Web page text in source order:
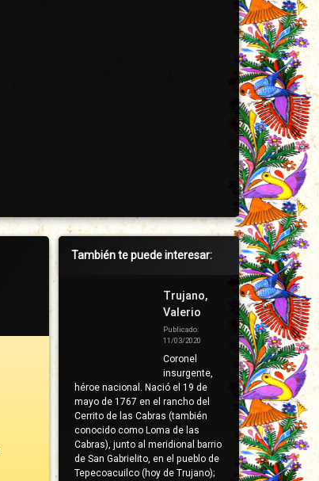
Barra
lateral
También te puede interesar:
Trujano,
Valerio
Publicado:
11/03/2020
Coronel
insurgente,
héroe nacional. Nació el 19 de
mayo de 1767 en el rancho del
Cerrito de las Cabras (también
conocido como Loma de las
Cabras), junto al meridional barrio
de San Gabrielito, en el pueblo de
Tepecoacuilco (hoy de Trujano);